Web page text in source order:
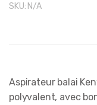
SKU: N/A
Aspirateur balai
polyvalent, avec